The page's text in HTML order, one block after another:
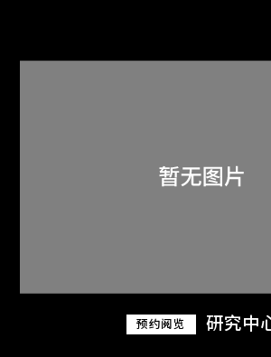
预约阅览 研究中
关于M+藏品
探索世界顶级的二十及二十